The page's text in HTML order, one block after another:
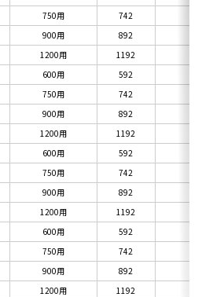
750用 742
900用 892
1200用 1192
600用 592
750用 742
900用 892
1200用 1192
600用 592
750用 742
900用 892
1200用 1192
600用 592
750用 742
900用 892
1200用 1192